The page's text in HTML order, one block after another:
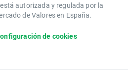
autorizada y regulada por la
de Valores en España.
de cookies